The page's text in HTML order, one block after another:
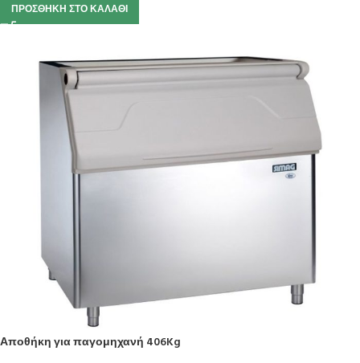
ΠΡΟΣΘΉΚΗ ΣΤΟ ΚΑΛΆΘΙ
Αποθήκη για παγομηχανή 406Kg